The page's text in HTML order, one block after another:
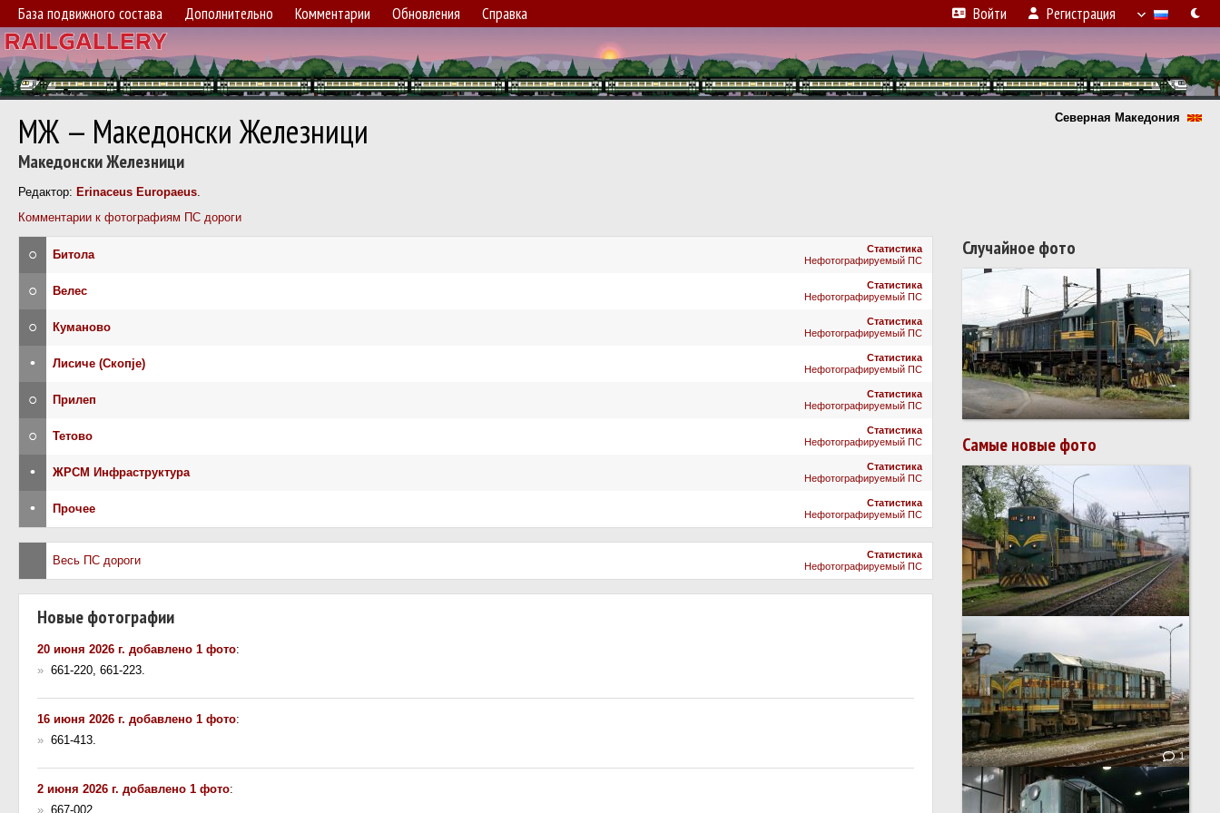
База подвижного состава Дополнительно Комментарии Обновления Справка Войти Регистрация
Северная Македония
МЖ — Македонски Железници
Македонски Железници
Редактор: Erinaceus Europaeus.
Комментарии к фотографиям ПС дороги
○ Битола
Статистика
Нефотографируемый ПС
○ Велес
Статистика
Нефотографируемый ПС
○ Куманово
Статистика
Нефотографируемый ПС
• Лисиче (Скопjе)
Статистика
Нефотографируемый ПС
○ Прилеп
Статистика
Нефотографируемый ПС
○ Тетово
Статистика
Нефотографируемый ПС
• ЖРСМ Инфраструктура
Статистика
Нефотографируемый ПС
• Прочее
Статистика
Нефотографируемый ПС
Весь ПС дороги
Статистика
Нефотографируемый ПС
Новые фотографии
20 июня 2026 г. добавлено 1 фото:
» 661-220, 661-223.
16 июня 2026 г. добавлено 1 фото:
» 661-413.
2 июня 2026 г. добавлено 1 фото:
» 667-002.
Случайное фото
Самые новые фото
1